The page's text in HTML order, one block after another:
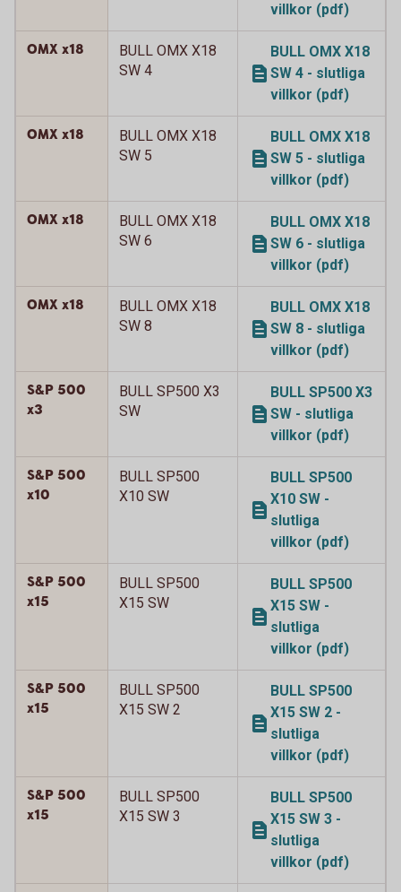
villkor (pdf)
OMX x18
BULL OMX X18
SW 4
BULL OMX X18
SW 4 - slutliga
villkor (pdf)
OMX x18
BULL OMX X18
SW 5
BULL OMX X18
SW 5 - slutliga
villkor (pdf)
OMX x18
BULL OMX X18
SW 6
BULL OMX X18
SW 6 - slutliga
villkor (pdf)
OMX x18
BULL OMX X18
SW 8
BULL OMX X18
SW 8 - slutliga
villkor (pdf)
S&P 500
x3
BULL SP500 X3
SW
BULL SP500 X3
SW - slutliga
villkor (pdf)
S&P 500
x10
BULL SP500
X10 SW
BULL SP500
X10 SW -
slutliga
villkor (pdf)
S&P 500
x15
BULL SP500
X15 SW
BULL SP500
X15 SW -
slutliga
villkor (pdf)
S&P 500
x15
BULL SP500
X15 SW 2
BULL SP500
X15 SW 2 -
slutliga
villkor (pdf)
S&P 500
x15
BULL SP500
X15 SW 3
BULL SP500
X15 SW 3 -
slutliga
villkor (pdf)